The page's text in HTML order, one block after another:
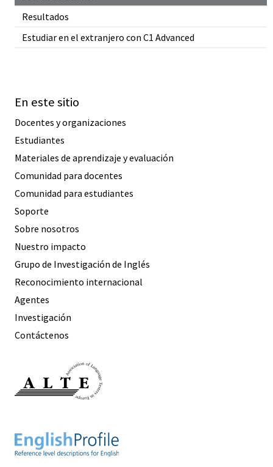
Resultados
Estudiar en el extranjero con C1 Advanced
En este sitio
Docentes y organizaciones
Estudiantes
Materiales de aprendizaje y evaluación
Comunidad para docentes
Comunidad para estudiantes
Soporte
Sobre nosotros
Nuestro impacto
Grupo de Investigación de Inglés
Reconocimiento internacional
Agentes
Investigación
Contáctenos